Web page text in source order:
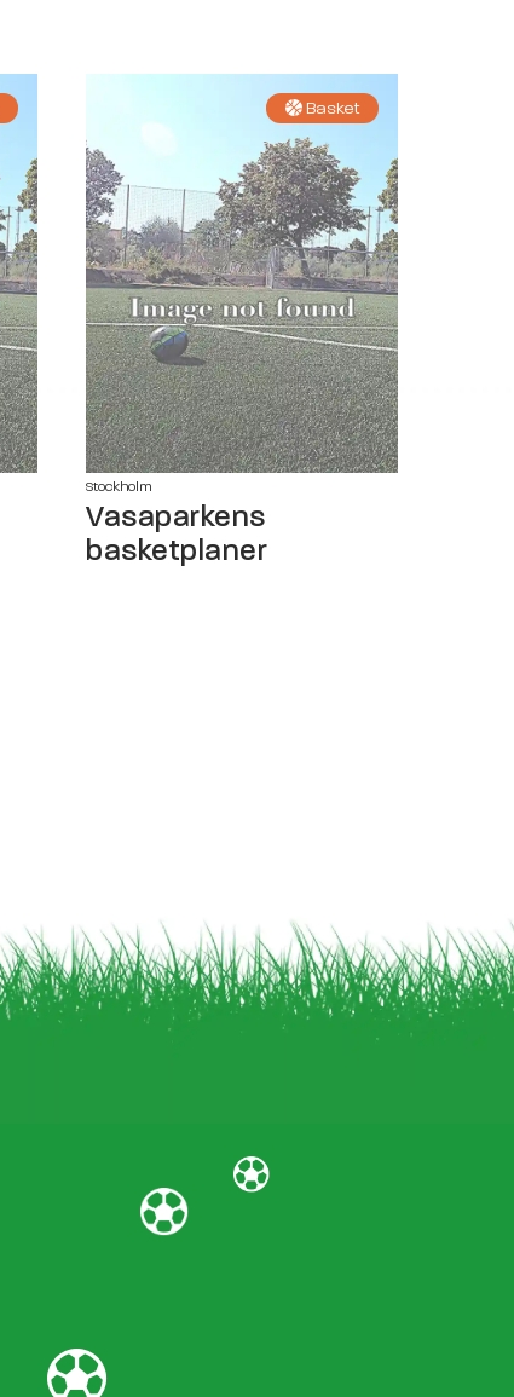
Basket
Stockholm
Vasaparkens
basketplaner